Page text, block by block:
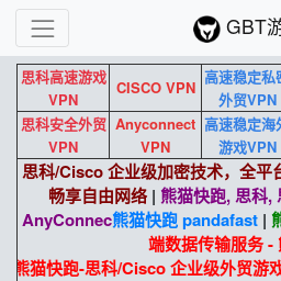
GBT
思科高速游戏
VPN
CISCO VPN
高速稳定私
外贸VPN
思科安全外贸
VPN
Anyconnect
VPN
高速稳定海
游戏VPN
思科/Cisco 企业级加密技术，全平
畅享自由网络 | 熊猫快跑, 思科,
AnyConnec熊猫快跑 pandafast|
端数据传输服务 -
熊猫快跑-思科/Cisco 企业级外贸游